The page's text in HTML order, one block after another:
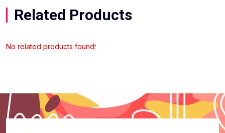
Related Products
No related products found!